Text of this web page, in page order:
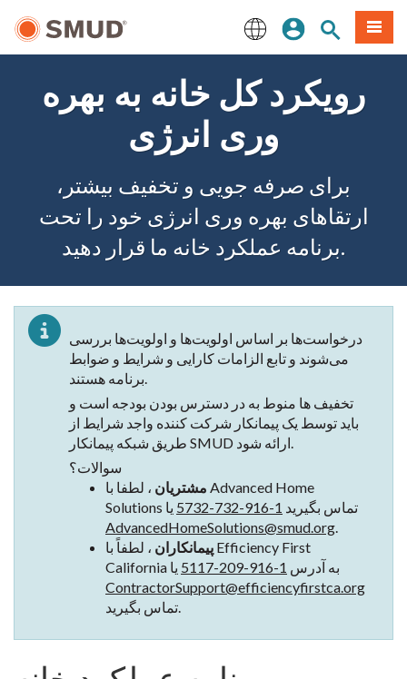
English
ورودسایتمنو
رویکرد کل خانه به بهره
وری انرژی
برای صرفه جویی و تخفیف بیشتر،
ارتقاهای بهره وری انرژی خود را تحت
برنامه عملکرد خانه ما قرار دهید.
درخواست‌ها بر اساس اولویت‌ها و اولویت‌ها بررسی
می‌شوند و تابع الزامات کارایی و شرایط و ضوابط
برنامه هستند.
تخفیف ها منوط به در دسترس بودن بودجه است و
باید توسط یک پیمانکار شرکت کننده واجد شرایط از
طریق شبکه پیمانکار SMUD ارائه شود.
سوالات؟
مشتریان ، لطفا با Advanced Home
Solutions تماس بگیرید 1-916-732-5732
یا
AdvancedHomeSolutions@smud.org.
پیمانکاران ، لطفاً با Efficiency First
California به آدرس 1-916-209-5117
یا
ContractorSupport@efficiencyfirstca.org
تماس بگیرید.